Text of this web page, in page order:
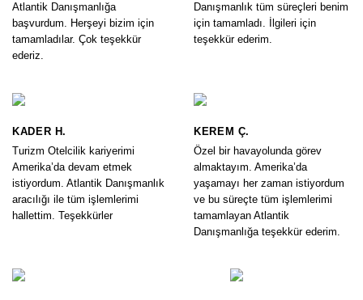
Atlantik Danışmanlığa
başvurdum. Herşeyi bizim için
tamamladılar. Çok teşekkür
ederiz.
Danışmanlık tüm süreçleri benim
için tamamladı. İlgileri için
teşekkür ederim.
KADER H.
Turizm Otelcilik kariyerimi
Amerika’da devam etmek
istiyordum. Atlantik Danışmanlık
aracılığı ile tüm işlemlerimi
hallettim. Teşekkürler
KEREM Ç.
Özel bir havayolunda görev
almaktayım. Amerika’da
yaşamayı her zaman istiyordum
ve bu süreçte tüm işlemlerimi
tamamlayan Atlantik
Danışmanlığa teşekkür ederim.